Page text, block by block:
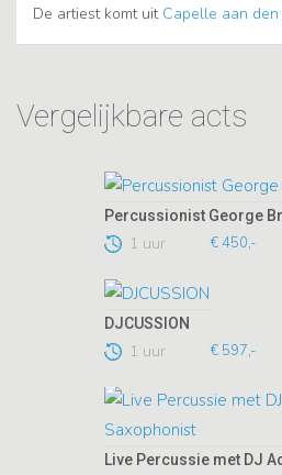
De artiest komt uit Capelle aan den
Vergelijkbare acts
Percussionist George
1 uur € 450,-
DJCUSSION
1 uur € 597,-